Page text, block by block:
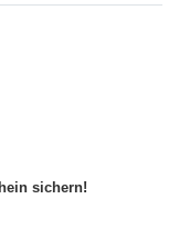
sichern!